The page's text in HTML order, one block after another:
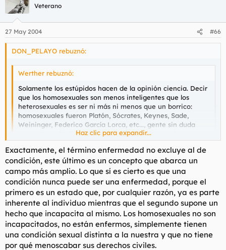
Veterano
27 May 2004 #66
DON_PELAYO rebuznó:
Werther rebuznó:
Solamente los estúpidos hacen de la opinión ciencia. Decir
que los homosexuales son menos inteligentes que los
heterosexuales es ser ni más ni menos que un borrico:
homosexuales fueron Platón, Sócrates, Keynes, Sade,
Weininger, Federico García Lorca, etc..., gente sin duda
muy retrasada. Las democracias son tanto para las
mayorías como para las minorías, de hecho las sociedades
están compuestas de un gran número de minorías: la
minoría de los maestros, la minoría de los profesionales
independientes, la minoría de los agricultores, la minoría de
los inmigrantes, la minoría de los opositores, la minoría de
los actores, la minoría de los homosexuales, etc..., y todos
precisan de leyes que regulen su situación civil. Lo más
curioso es que creéis que vuestra opinión es infalible
aunque se sostenga en meros juicios de valor. Y vuelvo a
repetir, la homosexualidad no es una enfermedad, sino una
condición del individuo.
Haz clic para expandir...
Sr. homosexual (o gran amigo de ellos), simplemente le quería
decir que ser ciego, bicéfalo, enano, etc tb son condiciones del
individuo.
Haz clic para expandir...
Exactamente, el término enfermedad no excluye al de
condición, este último es un concepto que abarca un
campo más amplio. Lo que sí es cierto es que una
condición nunca puede ser una enfermedad, porque el
primero es un estado que, por cualquier razón, ya es parte
inherente al individuo mientras que el segundo supone un
hecho que incapacita al mismo. Los homosexuales no son
incapacitados, no están enfermos, simplemente tienen
una condición sexual distinta a la nuestra y que no tiene
por qué menoscabar sus derechos civiles.